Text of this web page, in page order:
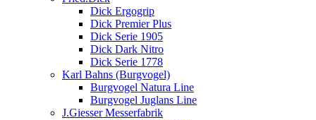
Dick Ergogrip
Dick Premier Plus
Dick Serie 1905
Dick Dark Nitro
Dick Serie 1778
Karl Bahns (Burgvogel)
Burgvogel Natura Line
Burgvogel Juglans Line
J.Giesser Messerfabrik